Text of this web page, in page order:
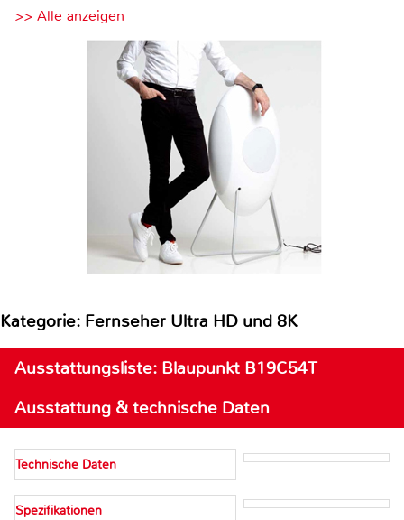
>> Alle anzeigen
Kategorie: Fernseher Ultra HD und 8K
Ausstattungsliste: Blaupunkt B19C54T
Ausstattung & technische Daten
Technische Daten
Spezifikationen